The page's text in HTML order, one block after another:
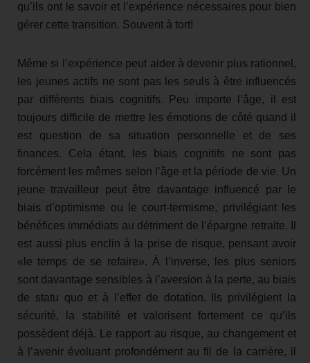
qu’ils ont le savoir et l’expérience nécessaires pour bien
gérer cette transition. Souvent à tort!
Même si l’expérience peut aider à devenir plus rationnel,
les jeunes actifs ne sont pas les seuls à être influencés
par différents biais cognitifs. Peu importe l’âge, il est
toujours difficile de mettre les émotions de côté quand il
est question de sa situation personnelle et de ses
finances. Cela étant, les biais cognitifs ne sont pas
forcément les mêmes selon l’âge et la période de vie. Un
jeune travailleur peut être davantage influencé par le
biais d’optimisme ou le court-termisme, privilégiant les
bénéfices immédiats au détriment de l’épargne retraite. Il
est aussi plus enclin à la prise de risque, pensant avoir
«le temps de se refaire». À l’inverse, les plus seniors
sont davantage sensibles à l’aversion à la perte, au biais
de statu quo et à l’effet de dotation. Ils privilégient la
sécurité, la stabilité et valorisent fortement ce qu’ils
possèdent déjà. Le rapport au risque, au changement et
à l’avenir évoluant profondément au fil de la carrière, il